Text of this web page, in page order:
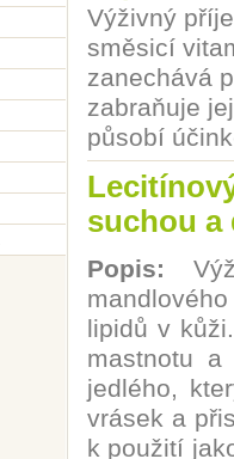
Výživný
směsicí
zanechává
zabraňuje
působí
suchou a
Popis:
lipidů v
mastnotu
jedlého,
vrásek a
k použití